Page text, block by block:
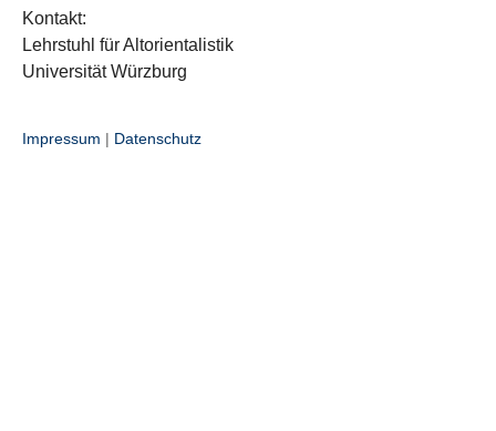
Kontakt:
Lehrstuhl für Altorientalistik
Universität Würzburg
Impressum | Datenschutz